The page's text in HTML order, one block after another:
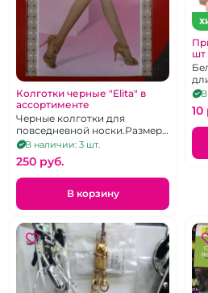
Колготки черные "Elita" в
ассортименте
Черные колготки для
повседневной носки.Размер
4 В наличии: 3 шт.
250 pуб.
В корзину
шт
В
10